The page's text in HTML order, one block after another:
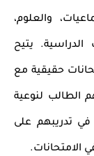
والعلوم،
يتيح
حقيقية مع
الطالب لنوعية
تدريبهم على
الامتحانات.